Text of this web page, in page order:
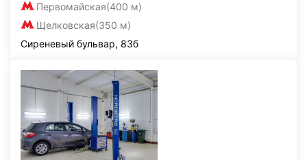
Первомайская(400 м)
Щелковская(350 м)
Сиреневый бульвар, 83б